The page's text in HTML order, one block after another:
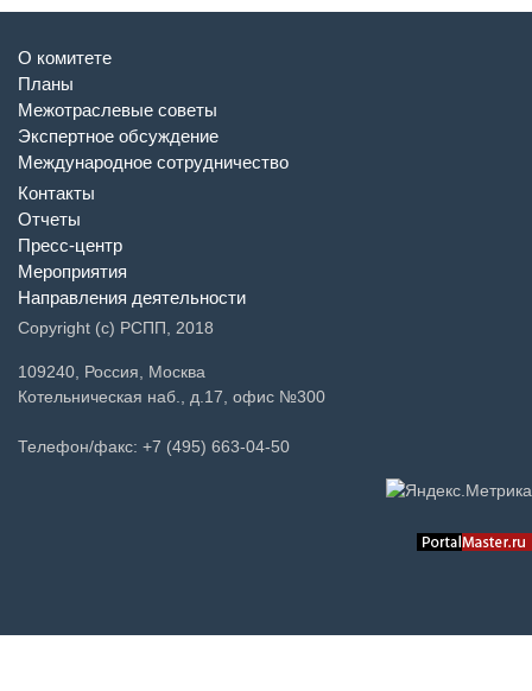
О комитете
Планы
Межотраслевые советы
Экспертное обсуждение
Международное сотрудничество
Контакты
Отчеты
Пресс-центр
Мероприятия
Направления деятельности
Copyright (c) РСПП, 2018
109240, Россия, Москва
Котельническая наб., д.17, офис №300
Телефон/факс: +7 (495) 663-04-50